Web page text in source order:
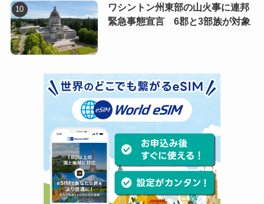
ワシントン州東部の山火事に連邦
緊急事態宣言 6郡と3部族が対象